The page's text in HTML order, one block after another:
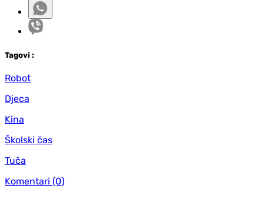
Tagovi :
Robot
Djeca
Kina
Školski čas
Tuča
Komentari (0)